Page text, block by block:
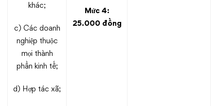
khác;
c) Các doanh
nghiệp thuộc
mọi thành
phần kinh tế;
d) Hợp tác xã;
Mức 4:
25.000 đồng